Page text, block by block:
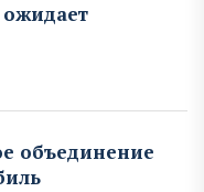
объединение